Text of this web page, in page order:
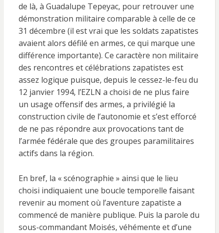
de là, à Guadalupe Tepeyac, pour retrouver une
démonstration militaire comparable à celle de ce
31 décembre (il est vrai que les soldats zapatistes
avaient alors défilé en armes, ce qui marque une
différence importante). Ce caractère non militaire
des rencontres et célébrations zapatistes est
assez logique puisque, depuis le cessez-le-feu du
12 janvier 1994, l’EZLN a choisi de ne plus faire
un usage offensif des armes, a privilégié la
construction civile de l’autonomie et s’est efforcé
de ne pas répondre aux provocations tant de
l’armée fédérale que des groupes paramilitaires
actifs dans la région.
En bref, la « scénographie » ainsi que le lieu
choisi indiquaient une boucle temporelle faisant
revenir au moment où l’aventure zapatiste a
commencé de manière publique. Puis la parole du
sous-commandant Moisés, véhémente et d’une